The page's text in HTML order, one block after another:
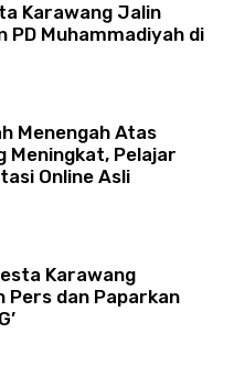
Karawang Jalin
PD Muhammadiyah di
Menengah Atas
Meningkat, Pelajar
Online Asli
Karawang
Pers dan Paparkan